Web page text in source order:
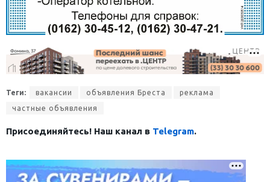
Теги: вакансии объявления Бреста
реклама
частные объявления
Присоединяйтесь! Наш канал в Telegram.